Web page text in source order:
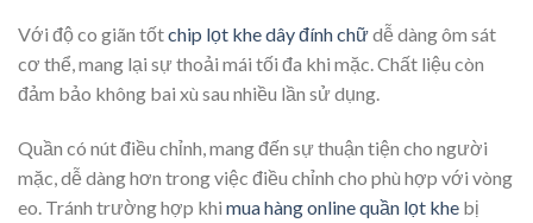
Với độ co giãn tốtchip lọt khe dây đính chữdễ dàng ôm sát
cơ thể, mang lại sự thoải mái tối đa khi mặc. Chất liệu còn
đảm bảo không bai xù sau nhiều lần sử dụng.
Quần có nút điều chỉnh, mang đến sự thuận tiện cho người
mặc, dễ dàng hơn trong việc điều chỉnh cho phù hợp với vòng
eo. Tránh trường hợp khi mua hàng online quần lọt khe bị